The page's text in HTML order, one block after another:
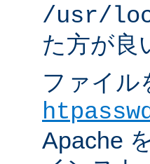
/usr/
た方が良
ファイル
Apache